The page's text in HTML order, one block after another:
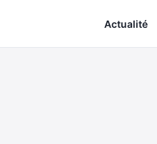
Actualité